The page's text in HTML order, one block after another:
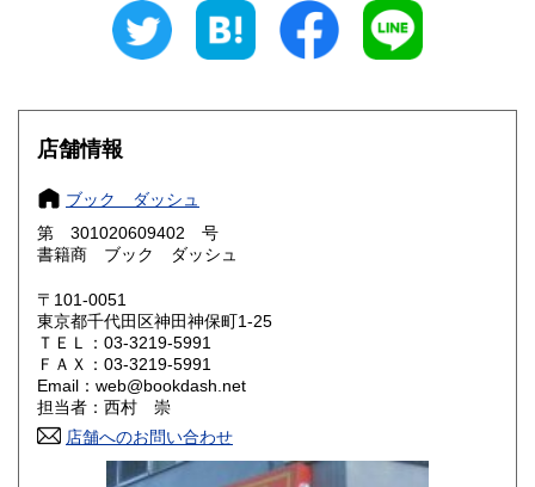
静岡県
600円 三重県
滋賀県 600円 京都府 600円
大阪府
奈良県
鳥取県 600円
岡山県 600円
山口県 600円
香川県
福岡県
店舗情報
ブック ダッシュ
第 301020609402 号
書籍商 ブック ダッシュ
〒101-0051
東京都千代田区神田神保町1-25
ＴＥＬ：03-3219-5991
ＦＡＸ：03-3219-5991
Email：web@bookdash.net
担当者：西村 崇
店舗へのお問い合わせ